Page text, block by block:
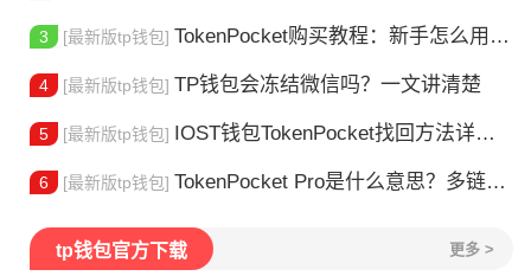
3 [最新版tp钱包] TokenPocket购买教程：新手怎么用TP钱包买币
4 [最新版tp钱包] TP钱包会冻结微信吗？一文讲清楚
5 [最新版tp钱包] IOST钱包TokenPocket找回方法详解 - 助您安全恢复数字资产
6 [最新版tp钱包] TokenPocket Pro是什么意思？多链钱包新手指南
tp钱包官方下载 更多 >